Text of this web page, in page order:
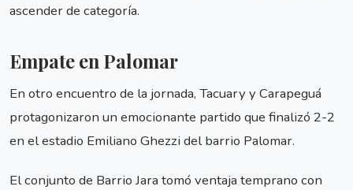
ascender de categoría.
Empate en Palomar
En otro encuentro de la jornada, Tacuary y Carapeguá
protagonizaron un emocionante partido que finalizó 2-2
en el estadio Emiliano Ghezzi del barrio Palomar.
El conjunto de Barrio Jara tomó ventaja temprano con